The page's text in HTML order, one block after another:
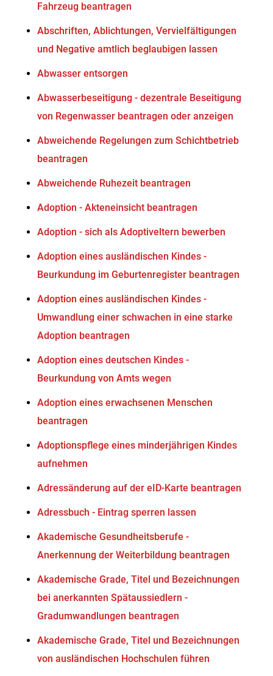
Fahrzeug beantragen
Abschriften, Ablichtungen, Vervielfältigungen
und Negative amtlich beglaubigen lassen
Abwasser entsorgen
Abwasserbeseitigung - dezentrale Beseitigung
von Regenwasser beantragen oder anzeigen
Abweichende Regelungen zum Schichtbetrieb
beantragen
Abweichende Ruhezeit beantragen
Adoption - Akteneinsicht beantragen
Adoption - sich als Adoptiveltern bewerben
Adoption eines ausländischen Kindes -
Beurkundung im Geburtenregister beantragen
Adoption eines ausländischen Kindes -
Umwandlung einer schwachen in eine starke
Adoption beantragen
Adoption eines deutschen Kindes -
Beurkundung von Amts wegen
Adoption eines erwachsenen Menschen
beantragen
Adoptionspflege eines minderjährigen Kindes
aufnehmen
Adressänderung auf der eID-Karte beantragen
Adressbuch - Eintrag sperren lassen
Akademische Gesundheitsberufe -
Anerkennung der Weiterbildung beantragen
Akademische Grade, Titel und Bezeichnungen
bei anerkannten Spätaussiedlern -
Gradumwandlungen beantragen
Akademische Grade, Titel und Bezeichnungen
von ausländischen Hochschulen führen